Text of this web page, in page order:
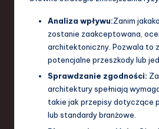
Analiza wpływu:Zanim
zostanie zaakceptowana,
architektoniczny. Pozwala to
potencjalne przeszkody lub
Sprawdzanie zgodności:
architektury spełniają
takie jak przepisy dotyczące
lub standardy branżowe.